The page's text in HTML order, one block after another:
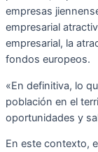
empresas
empresarial
empresarial, la
fondos europeos.
«En definitiva, lo
población en el
oportunidades y
En este contexto,